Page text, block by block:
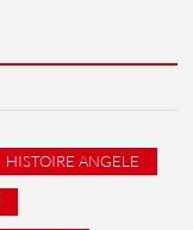
HISTOIRE ANGELE